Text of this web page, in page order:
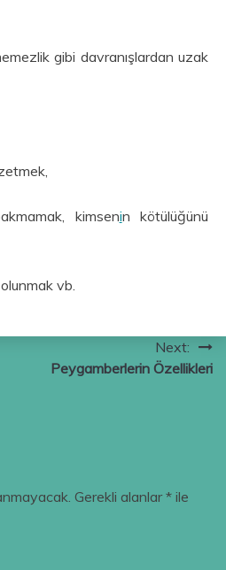
gibi davranışlardan uzak
kimsenin kötülüğünü
vb.
Next:
Peygamberlerin Özellikleri
Gerekli alanlar* ile